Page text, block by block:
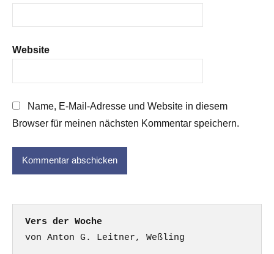
Website
Name, E-Mail-Adresse und Website in diesem
Browser für meinen nächsten Kommentar speichern.
Vers der Woche